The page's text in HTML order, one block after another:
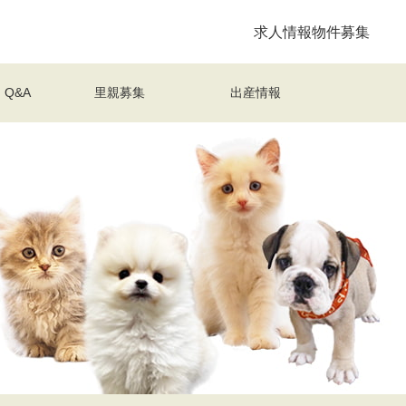
求人情報物件募集
Q&A 里親募集 出産情報